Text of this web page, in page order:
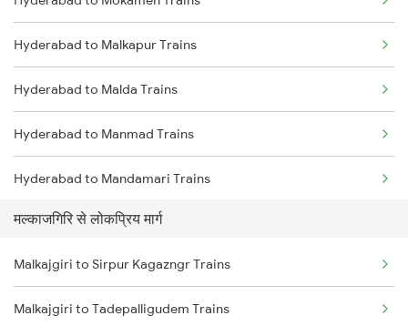
Hyderabad to Gooty Trains
Malkajgiri to Vijayawada Trains
Malkajgiri to Guntur Trains
Malkajgiri to Kazipet Trains
Malkajgiri to Tenali Trains
Malkajgiri to Tirupati Trains
Malkajgiri to Warangal Trains
Malkajgiri to Repalle Trains
Malkajgiri to Rajahmundry Trains
Hyderabad to Malkapur Trains
Hyderabad to Malda Trains
Hyderabad to Manmad Trains
Hyderabad to Mandamari Trains
Hyderabad to Muddanur Trains
Hyderabad to Madanapalle Trains
Hyderabad to Bhimnagar Trains
मल्काजगिरि से लोकप्रिय मार्ग
Malkajgiri to Sirpur Kagazngr Trains
Malkajgiri to Tadepalligudem Trains